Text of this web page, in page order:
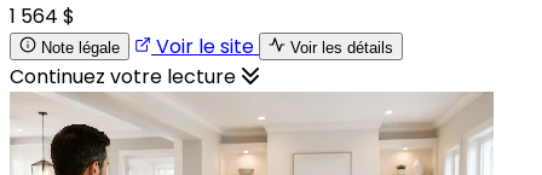
1 564 $
Note légale Voir le site Voir les détails
Continuez votre lecture